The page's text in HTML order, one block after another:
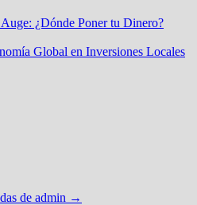
¿Dónde Poner tu Dinero?
Global en Inversiones Locales
de admin →